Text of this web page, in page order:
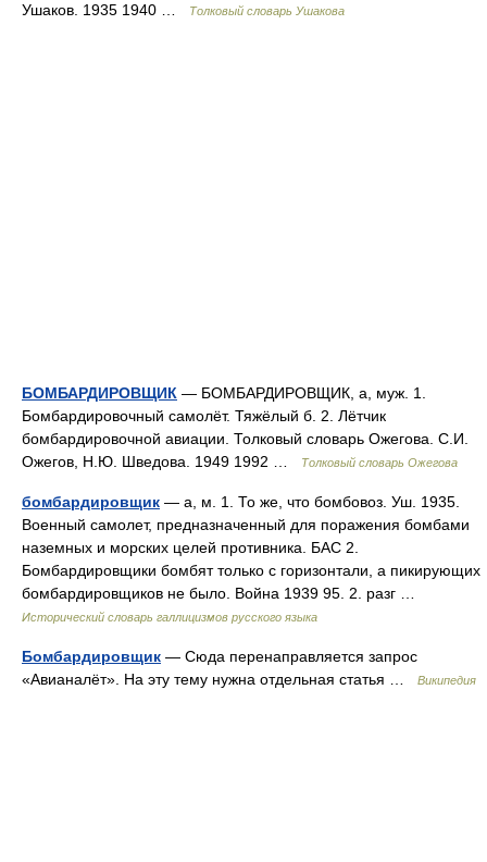
Ушаков. 1935 1940 …
Толковый словарь Ушакова
БОМБАРДИРОВЩИК — БОМБАРДИРОВЩИК, а, муж. 1.
Бомбардировочный самолёт. Тяжёлый б. 2. Лётчик
бомбардировочной авиации. Толковый словарь Ожегова. С.И.
Ожегов, Н.Ю. Шведова. 1949 1992 …
Толковый словарь Ожегова
бомбардировщик — а, м. 1. То же, что бомбовоз. Уш. 1935.
Военный самолет, предназначенный для поражения бомбами
наземных и морских целей противника. БАС 2.
Бомбардировщики бомбят только с горизонтали, а пикирующих
бомбардировщиков не было. Война 1939 95. 2. разг …
Исторический словарь галлицизмов русского языка
Бомбардировщик — Сюда перенаправляется запрос
«Авианалёт». На эту тему нужна отдельная статья …
Википедия